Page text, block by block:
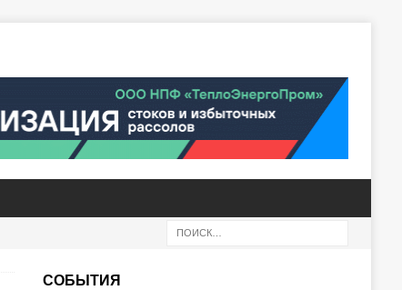
СОБЫТИЯ